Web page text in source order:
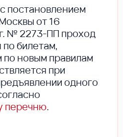
постановлением
от 16
№ 2273-ПП проход
билетам,
новым правилам
при
одного
перечню.